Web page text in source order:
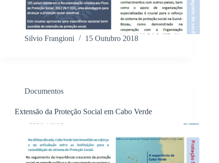
Silvio Frangioni 15 Outubro 2018
Documentos
Extensão da Proteção Social em Cabo Verde